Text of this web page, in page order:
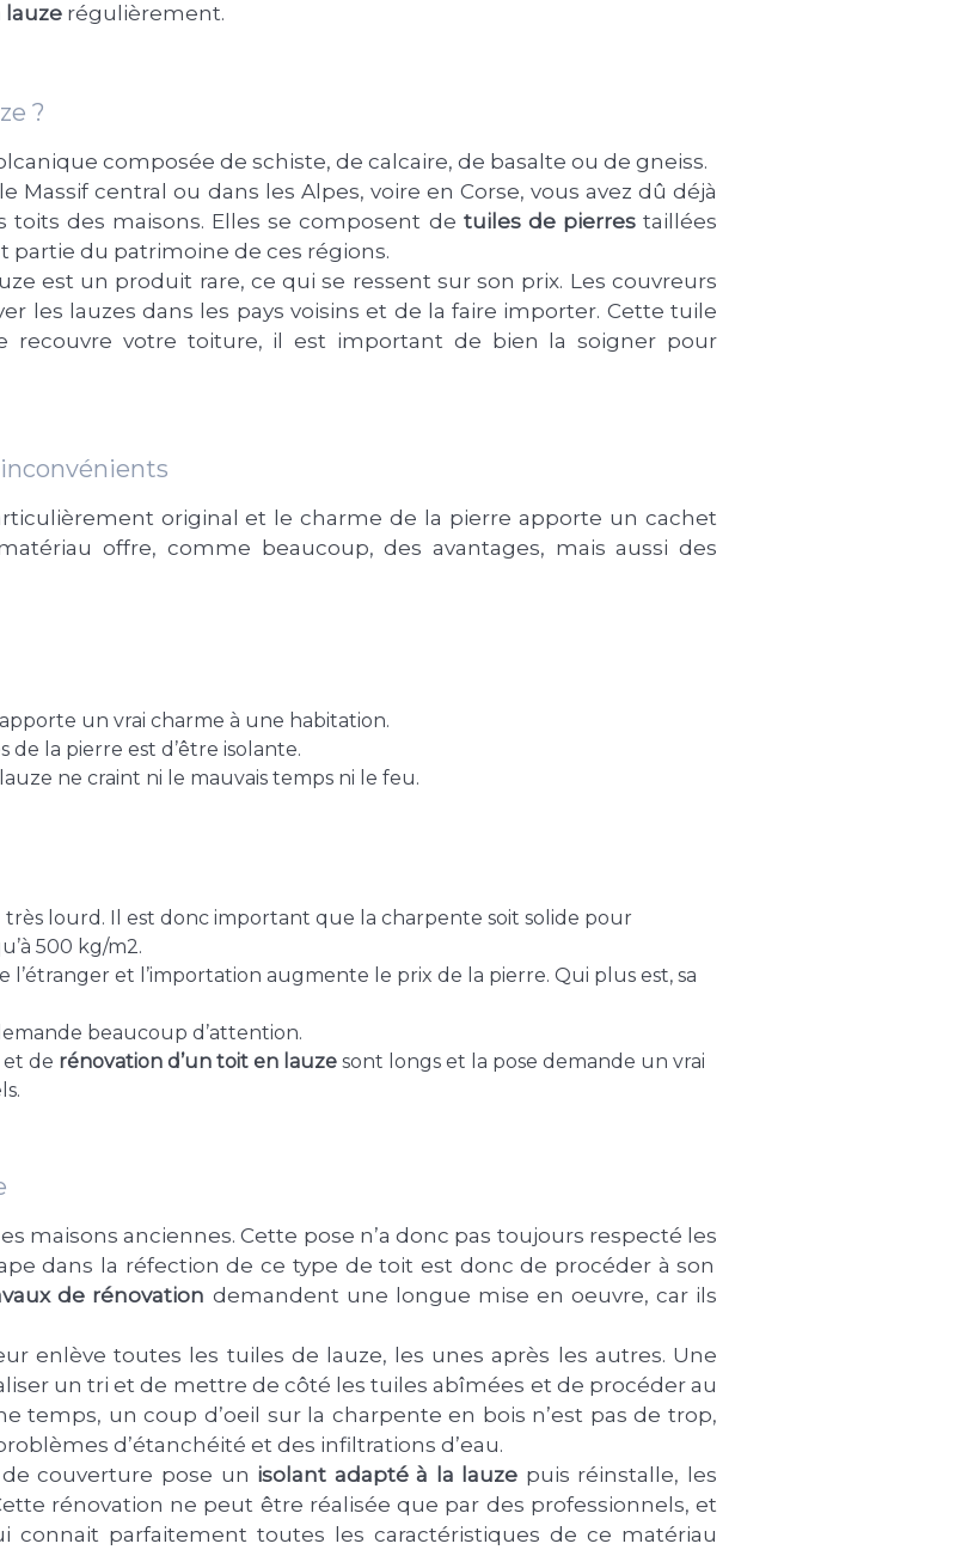
régulièrement.
?
composée de schiste, de calcaire, de basalte ou de gneiss.
Massif central ou dans les Alpes, voire en Corse, vous avez dû déjà
des maisons. Elles se composent de tuiles de pierrestaillées
partie du patrimoine de ces régions.
est un produit rare, ce qui se ressent sur son prix. Les couvreurs
les lauzes dans les pays voisins et de la faire importer. Cette tuile
recouvre votre toiture, il est important de bien la soigner pour
original et le charme de la pierre apporte un cachet
offre, comme beaucoup, des avantages, mais aussi des
un vrai charme à une habitation.
de la pierre est d’être isolante.
ne craint ni le mauvais temps ni le feu.
lourd. Il est donc important que la charpente soit solide pour
500 kg/m2.
l’étranger et l’importation augmente le prix de la pierre. Qui plus est, sa
beaucoup d’attention.
et de rénovation d’un toit en lauze sont longs et la pose demande un vrai
maisons anciennes. Cette pose n’a donc pas toujours respecté les
dans la réfection de ce type de toit est donc de procéder à son
de rénovation demandent une longue mise en oeuvre, car ils
enlève toutes les tuiles de lauze, les unes après les autres. Une
un tri et de mettre de côté les tuiles abîmées et de procéder au
temps, un coup d’oeil sur la charpente en bois n’est pas de trop,
d’étanchéité et des infiltrations d’eau.
couverture pose un isolant adapté à la lauze puis réinstalle, les
rénovation ne peut être réalisée que par des professionnels, et
connait parfaitement toutes les caractéristiques de ce matériau